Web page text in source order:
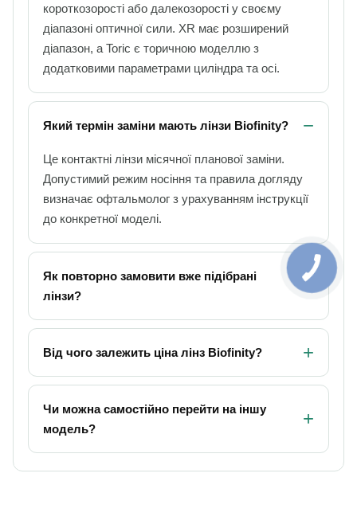
короткозорості або далекозорості у своєму
діапазоні оптичної сили. XR має розширений
діапазон, а Toric є торичною моделлю з
додатковими параметрами циліндра та осі.
Який термін заміни мають лінзи Biofinity?
Це контактні лінзи місячної планової заміни.
Допустимий режим носіння та правила догляду
визначає офтальмолог з урахуванням інструкції
до конкретної моделі.
Як повторно замовити вже підібрані
лінзи?
Від чого залежить ціна лінз Biofinity?
Чи можна самостійно перейти на іншу
модель?